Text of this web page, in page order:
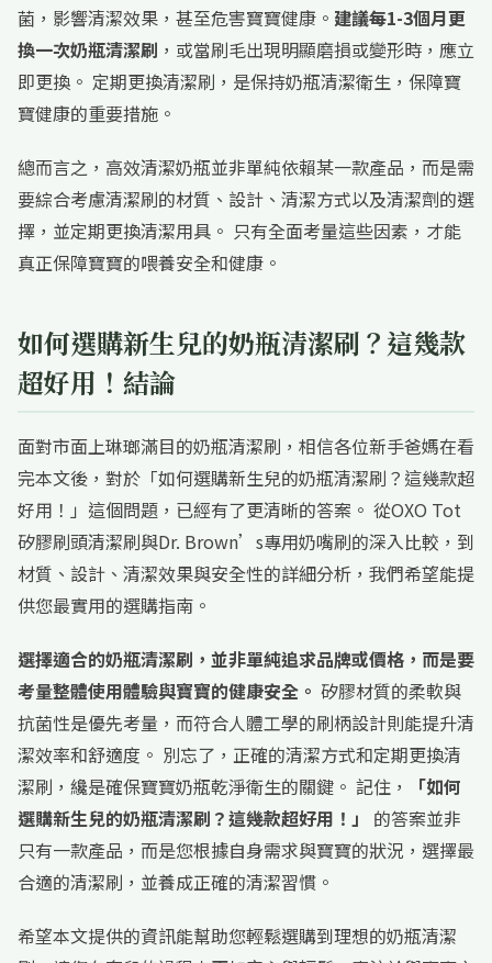
菌，影響清潔效果，甚至危害寶寶健康。 建議每1-3個月更
換一次奶瓶清潔刷 ，或當刷毛出現明顯磨損或變形時，應立
即更換。 定期更換清潔刷，是保持奶瓶清潔衛生，保障寶
寶健康的重要措施。
總而言之，高效清潔奶瓶並非單純依賴某一款產品，而是需
要綜合考慮清潔刷的材質、設計、清潔方式以及清潔劑的選
擇，並定期更換清潔用具。 只有全面考量這些因素，才能
真正保障寶寶的喂養安全和健康。
如何選購新生兒的奶瓶清潔刷？這幾款
超好用！結論
面對市面上琳瑯滿目的奶瓶清潔刷，相信各位新手爸媽在看
完本文後，對於「如何選購新生兒的奶瓶清潔刷？這幾款超
好用！」這個問題，已經有了更清晰的答案。 從OXO Tot
矽膠刷頭清潔刷與Dr. Brown’s專用奶嘴刷的深入比較，到
材質、設計、清潔效果與安全性的詳細分析，我們希望能提
供您最實用的選購指南。
選擇適合的奶瓶清潔刷，並非單純追求品牌或價格，而是要
考量整體使用體驗與寶寶的健康安全。 矽膠材質的柔軟與
抗菌性是優先考量，而符合人體工學的刷柄設計則能提升清
潔效率和舒適度。 別忘了，正確的清潔方式和定期更換清
潔刷，纔是確保寶寶奶瓶乾淨衛生的關鍵。 記住，
「如何
選購新生兒的奶瓶清潔刷？這幾款超好用！」
的答案並非
只有一款產品，而是您根據自身需求與寶寶的狀況，選擇最
合適的清潔刷，並養成正確的清潔習慣。
希望本文提供的資訊能幫助您輕鬆選購到理想的奶瓶清潔